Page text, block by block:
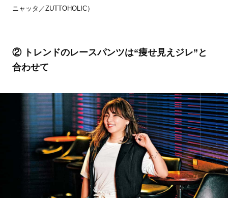
ニャッタ／ZUTTOHOLIC）
② トレンドのレースパンツは“痩せ見えジレ”と
合わせて